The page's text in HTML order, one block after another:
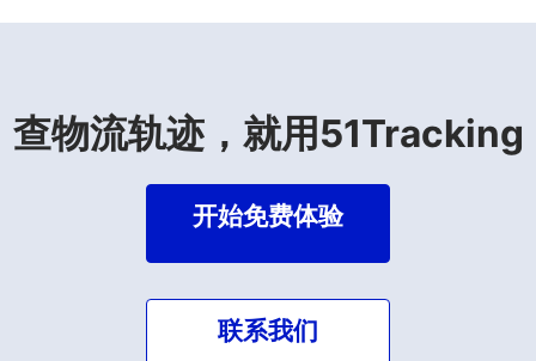
查物流轨迹，就用51Tracking
开始免费体验
联系我们